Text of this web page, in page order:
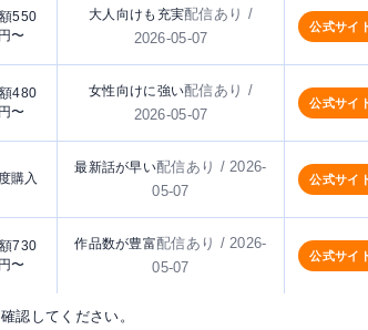
550
円〜
大人向けも充実配信あり /
2026-05-07
公式サイ
480
円〜
女性向けに強い配信あり /
2026-05-07
公式サイ
購入
最新話が早い配信あり / 2026-
05-07
公式サイ
730
円〜
作品数が豊富配信あり / 2026-
05-07
公式サイ
認してください。